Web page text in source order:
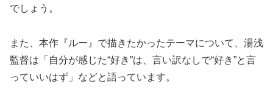
でしょう。
また、本作『ルー』で描きたかったテーマについて、湯浅
監督は「自分が感じた“好き”は、言い訳なしで“好き”と言
っていいはず」などと語っています。